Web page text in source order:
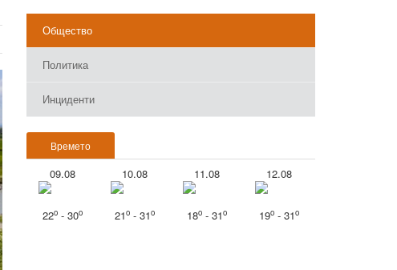
Общество
Политика
Инциденти
Времето
09.08
22o - 30o
10.08
21o - 31o
11.08
18o - 31o
12.08
19o - 31o